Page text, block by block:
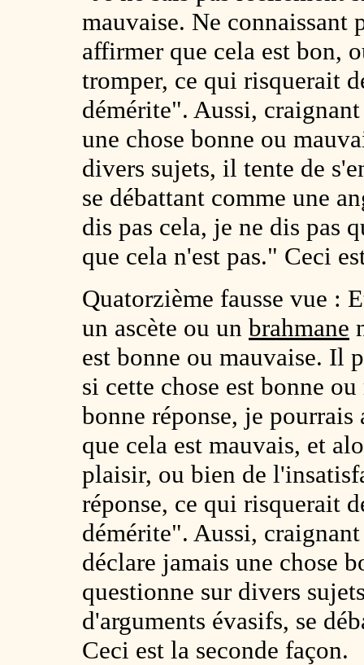
mauvaise. Ne connaissant
affirmer que cela est bon,
tromper, ce qui risquerait
démérite". Aussi,
une chose bonne ou
divers sujets, il tente de
se débattant comme une
dis pas cela, je ne dis pas
que cela n'est pas." Ceci
Quatorzième fausse vue :
un ascète ou un brahmane
est bonne ou mauvaise. Il
si cette chose est bonne
bonne réponse, je
que cela est mauvais, et
plaisir, ou bien de
réponse, ce qui risquerait
démérite". Aussi,
déclare jamais une chose
questionne sur divers
d'arguments évasifs, se
Ceci est la seconde façon.